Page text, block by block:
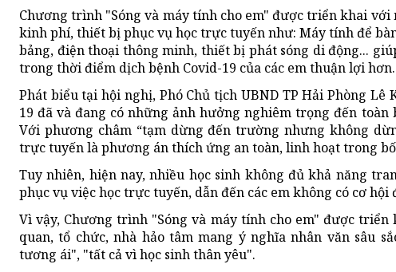
Chương trình "Sóng và máy tính cho em" được triển khai
kinh phí, thiết bị phục vụ học trực tuyến như: Máy tính để
bảng, điện thoại thông minh, thiết bị phát sóng di động...
trong thời điểm dịch bệnh Covid-19 của các em thuận lợi hơn.
Phát biểu tại hội nghị, Phó Chủ tịch UBND TP Hải Phòng Lê
19 đã và đang có những ảnh hưởng nghiêm trọng đến toàn
Với phương châm “tạm dừng đến trường nhưng không
trực tuyến là phương án thích ứng an toàn, linh hoạt trong
Tuy nhiên, hiện nay, nhiều học sinh không đủ khả năng
phục vụ việc học trực tuyến, dẫn đến các em không có cơ
Vì vậy, Chương trình "Sóng và máy tính cho em" được
quan, tổ chức, nhà hảo tâm mang ý nghĩa nhân văn sâu
tương ái", "tất cả vì học sinh thân yêu".